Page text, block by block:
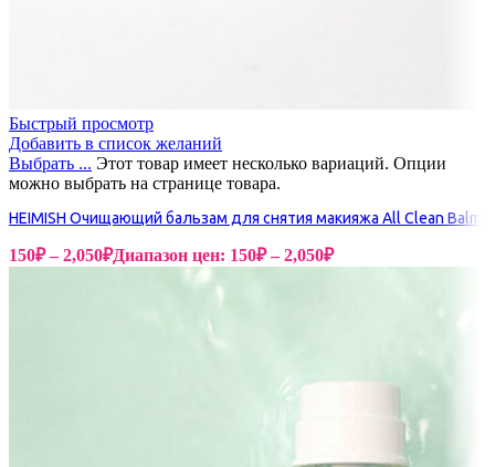
Быстрый просмотр
Добавить в список желаний
Выбрать ... Этот товар имеет несколько вариаций. Опции
можно выбрать на странице товара.
HEIMISH Очищающий бальзам для снятия макияжа All Clean Balm
150₽ – 2,050₽Диапазон цен: 150₽ – 2,050₽